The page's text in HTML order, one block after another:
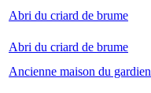
Abri du criard de brume
Abri du criard de brume
Ancienne maison du gardien